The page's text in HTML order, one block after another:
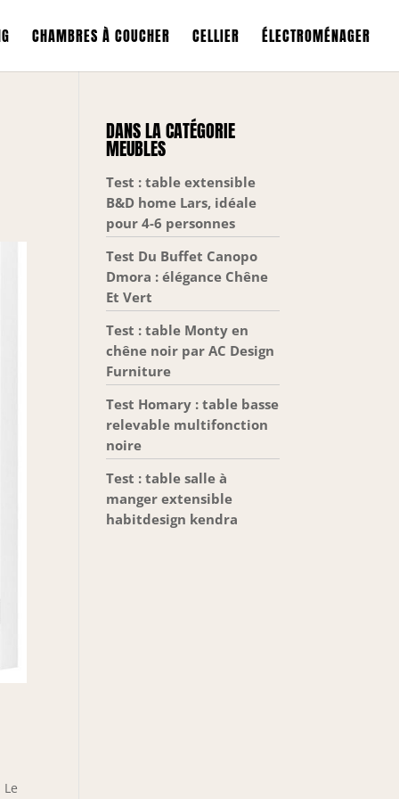
CHAMBRES À COUCHER CELLIER ÉLECTROMÉNAGER
DANS LA CATÉGORIE
MEUBLES
Test : table extensible
B&D home Lars, idéale
pour 4-6 personnes
Test Du Buffet Canopo
Dmora : élégance Chêne
Et Vert
Test : table Monty en
chêne noir par AC Design
Furniture
Test Homary : table basse
relevable multifonction
noire
Test : table salle à
manger extensible
habitdesign kendra